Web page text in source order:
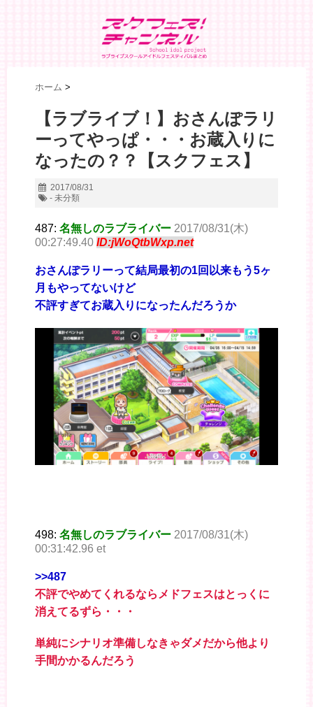
ホーム >
【ラブライブ！】おさんぽラリ
ーってやっぱ・・・お蔵入りに
なったの？？【スクフェス】
2017/08/31
- 未分類
487: 名無しのラブライバー 2017/08/31(木)
00:27:49.40 ID:jWoQtbWxp.net
おさんぽラリーって結局最初の1回以来もう5ヶ
月もやってないけど
不評すぎてお蔵入りになったんだろうか
498: 名無しのラブライバー 2017/08/31(木)
00:31:42.96 et
>>487
不評でやめてくれるならメドフェスはとっくに
消えてるずら・・・
単純にシナリオ準備しなきゃダメだから他より
手間かかるんだろう